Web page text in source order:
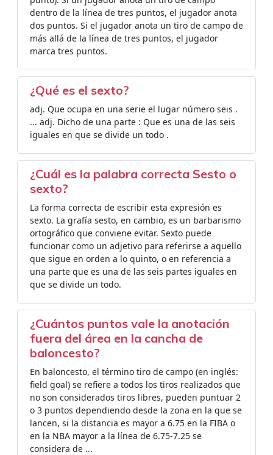
dentro de la línea de tres puntos, el jugador anota
dos puntos. Si el jugador anota un tiro de campo de
más allá de la línea de tres puntos, el jugador
marca tres puntos.
¿Qué es el sexto?
adj. Que ocupa en una serie el lugar número seis .
... adj. Dicho de una parte : Que es una de las seis
iguales en que se divide un todo .
¿Cuál es la palabra correcta Sesto o
sexto?
La forma correcta de escribir esta expresión es
sexto. La grafía sesto, en cambio, es un barbarismo
ortográfico que conviene evitar. Sexto puede
funcionar como un adjetivo para referirse a aquello
que sigue en orden a lo quinto, o en referencia a
una parte que es una de las seis partes iguales en
que se divide un todo.
¿Cuántos puntos vale la anotación
fuera del área en la cancha de
baloncesto?
En baloncesto, el término tiro de campo (en inglés:
field goal) se refiere a todos los tiros realizados que
no son considerados tiros libres, pueden puntuar 2
o 3 puntos dependiendo desde la zona en la que se
lancen, si la distancia es mayor a 6.75 en la FIBA o
en la NBA mayor a la línea de 6.75-7.25 se
considera de ...